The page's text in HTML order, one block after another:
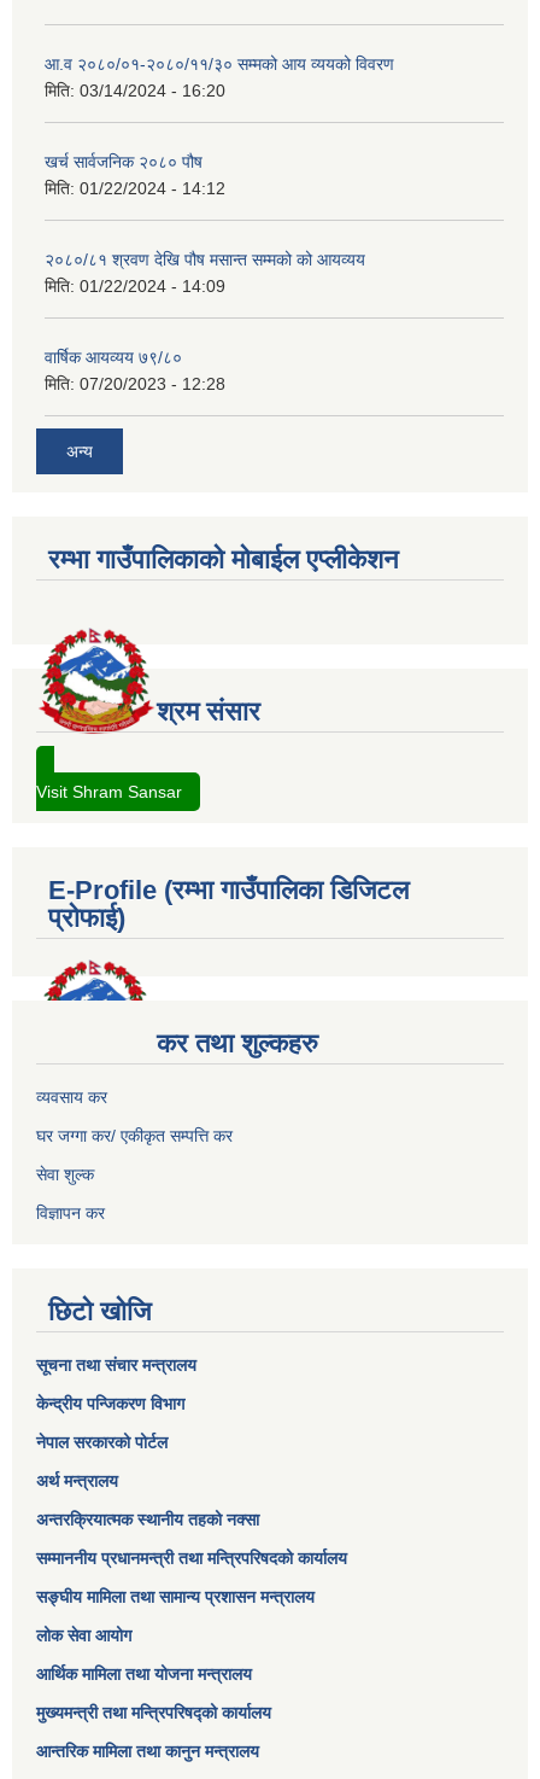
आ.व २०८०/०१-२०८०/११/३० सम्मको आय व्ययको विवरण
मिति: 03/14/2024 - 16:20
खर्च सार्वजनिक २०८० पौष
मिति: 01/22/2024 - 14:12
२०८०/८१ श्रवण देखि पौष मसान्त सम्मको को आयव्यय
मिति: 01/22/2024 - 14:09
वार्षिक आयव्यय ७९/८०
मिति: 07/20/2023 - 12:28
अन्य
रम्भा गाउँपालिकाको मोबाईल एप्लीकेशन
श्रम संसार
Visit Shram Sansar
E-Profile (रम्भा गाउँपालिका डिजिटल
प्रोफाई)
कर तथा शुल्कहरु
व्यवसाय कर
घर जग्गा कर/ एकीकृत सम्पत्ति कर
सेवा शुल्क
विज्ञापन कर
छिटो खोजि
सूचना तथा संचार मन्त्रालय
केन्द्रीय पन्जिकरण विभाग
नेपाल सरकारको पोर्टल
अर्थ मन्त्रालय
अन्तरक्रियात्मक स्थानीय तहको नक्सा
सम्माननीय प्रधानमन्त्री तथा मन्त्रिपरिषद‌को कार्यालय
सङ्‍घीय मामिला तथा सामान्य प्रशासन मन्त्रालय
लोक सेवा आयोग
आर्थिक मामिला तथा योजना मन्त्रालय​
मुख्यमन्त्री तथा मन्त्रिपरिषद्को कार्यालय
आन्तरिक मामिला तथा कानुन मन्त्रालय